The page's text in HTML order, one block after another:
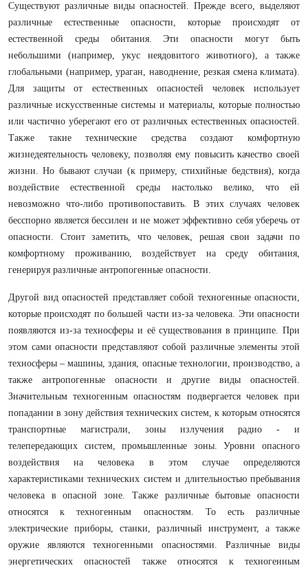
Существуют различные виды опасностей. Прежде всего, выделяют
различные естественные опасности, которые происходят от
естественной среды обитания. Эти опасности могут быть
небольшими (например, укус неядовитого животного), а также
глобальными (например, ураган, наводнение, резкая смена климата).
Для защиты от естественных опасностей человек использует
различные искусственные системы и материалы, которые полностью
или частично уберегают его от различных естественных опасностей.
Также такие технические средства создают комфортную
жизнедеятельность человеку, позволяя ему повысить качество своей
жизни. Но бывают случаи (к примеру, стихийные бедствия), когда
воздействие естественной среды настолько велико, что ей
невозможно что-либо противопоставить. В этих случаях человек
бесспорно является бессилен и не может эффективно себя уберечь от
опасности. Стоит заметить, что человек, решая свои задачи по
комфортному проживанию, воздействует на среду обитания,
генерируя различные антропогенные опасности.
Другой вид опасностей представляет собой техногенные опасности,
которые происходят по большей части из-за человека. Эти опасности
появляются из-за техносферы и её существования в принципе. При
этом сами опасности представляют собой различные элементы этой
техносферы – машины, здания, опасные технологии, производство, а
также антропогенные опасности и другие виды опасностей.
Значительным техногенным опасностям подвергается человек при
попадании в зону действия технических систем, к которым относятся
транспортные магистрали, зоны излучения радио - и
телепередающих систем, промышленные зоны. Уровни опасного
воздействия на человека в этом случае определяются
характеристиками технических систем и длительностью пребывания
человека в опасной зоне. Также различные бытовые опасности
относятся к техногенным опасностям. То есть различные
электрические приборы, станки, различный инструмент, а также
оружие являются техногенными опасностями. Различные виды
энергетических опасностей также относятся к техногенным